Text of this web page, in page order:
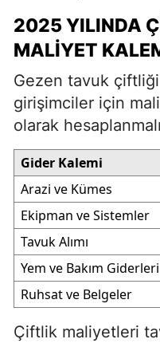
2025 YILINDA
MALIYET
Gezen tavuk çiftliği
girişimciler için
olarak
Gider Kalemi
Arazi ve Kümes
Ekipman ve Sistemler
Tavuk Alımı
Yem ve Bakım Giderleri
Ruhsat ve Belgeler
Çiftlik maliyetleri